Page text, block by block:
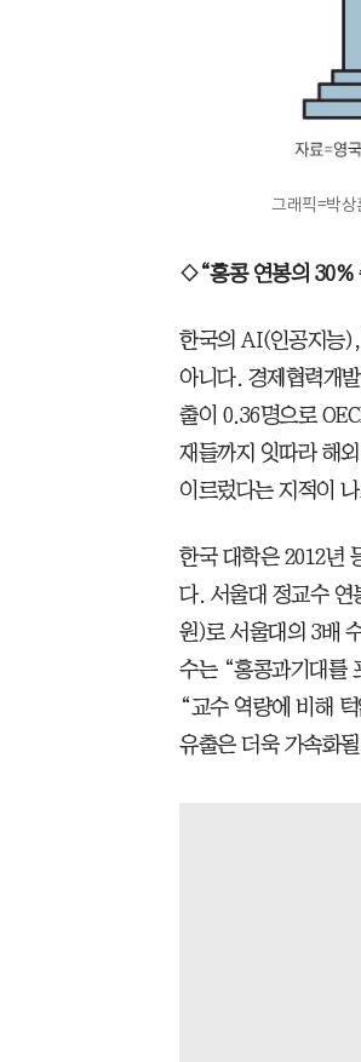
그래픽=박상
◇“홍콩 연봉의 30%
한국의 AI(인공지능
아니다. 경제협력개
출이 0.36명으로
재들까지 잇따라 해
이르렀다는 지적이
한국 대학은 2012년
다. 서울대 정교수 연
원)로 서울대의 3배
수는 “홍콩과기대를
“교수 역량에 비해
유출은 더욱 가속화